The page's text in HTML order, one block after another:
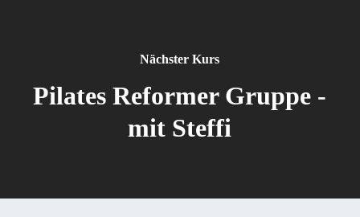
Nächster Kurs
Pilates Reformer Gruppe -
mit Steffi